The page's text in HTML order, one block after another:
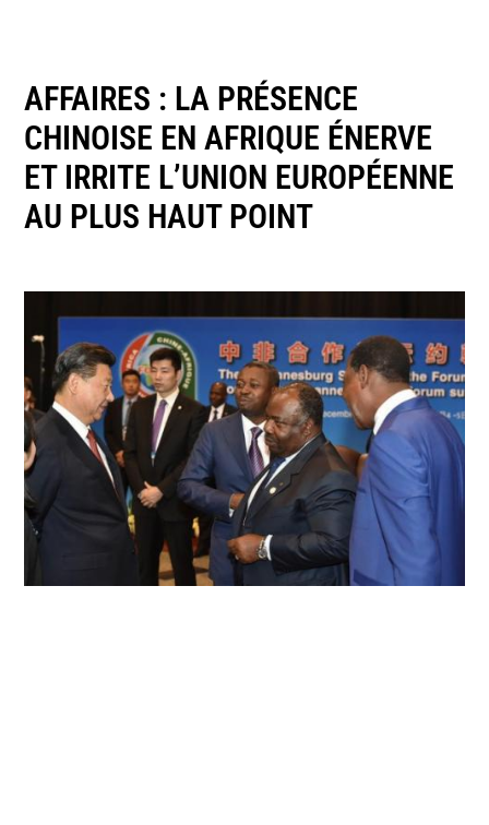
AFFAIRES : LA PRÉSENCE
CHINOISE EN AFRIQUE ÉNERVE
ET IRRITE L’UNION EUROPÉENNE
AU PLUS HAUT POINT